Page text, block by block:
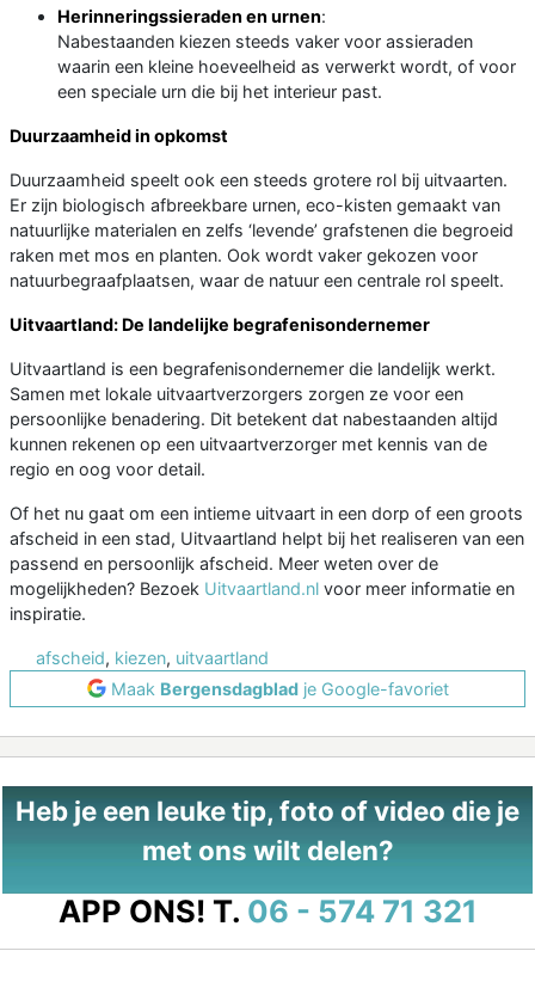
Herinneringssieraden en urnen:
Nabestaanden kiezen steeds vaker voor assieraden
waarin een kleine hoeveelheid as verwerkt wordt, of voor
een speciale urn die bij het interieur past.
Duurzaamheid in opkomst
Duurzaamheid speelt ook een steeds grotere rol bij uitvaarten.
Er zijn biologisch afbreekbare urnen, eco-kisten gemaakt van
natuurlijke materialen en zelfs ‘levende’ grafstenen die begroeid
raken met mos en planten. Ook wordt vaker gekozen voor
natuurbegraafplaatsen, waar de natuur een centrale rol speelt.
Uitvaartland: De landelijke begrafenisondernemer
Uitvaartland is een begrafenisondernemer die landelijk werkt.
Samen met lokale uitvaartverzorgers zorgen ze voor een
persoonlijke benadering. Dit betekent dat nabestaanden altijd
kunnen rekenen op een uitvaartverzorger met kennis van de
regio en oog voor detail.
Of het nu gaat om een intieme uitvaart in een dorp of een groots
afscheid in een stad, Uitvaartland helpt bij het realiseren van een
passend en persoonlijk afscheid. Meer weten over de
mogelijkheden? Bezoek Uitvaartland.nl voor meer informatie en
inspiratie.
afscheid, kiezen, uitvaartland
Maak Bergensdagbladje Google-favoriet
Heb je een leuke tip, foto of video die je
met ons wilt delen?
APP ONS! T. 06 - 574 71 321